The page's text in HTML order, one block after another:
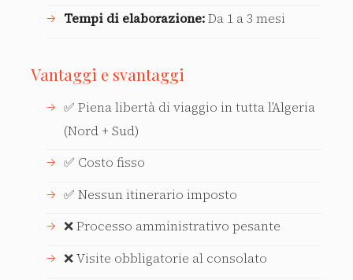
Tempi di elaborazione:Da 1 a 3 mesi
Vantaggi e svantaggi
✅ Piena libertà di viaggio in tutta l’Algeria
(Nord + Sud)
✅ Costo fisso
✅ Nessun itinerario imposto
❌ Processo amministrativo pesante
❌ Visite obbligatorie al consolato